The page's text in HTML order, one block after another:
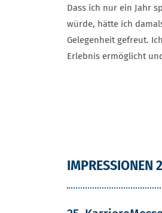
Dass ich nur ein Jahr
würde, hätte ich
Gelegenheit gefreut.
Erlebnis ermöglicht
IMPRESSIONEN